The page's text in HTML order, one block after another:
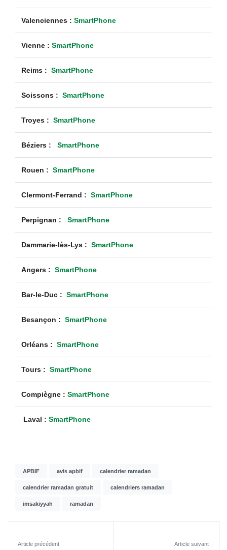
Valenciennes : SmartPhone
Vienne : SmartPhone
Reims : SmartPhone
Soissons : SmartPhone
Troyes : SmartPhone
Béziers : SmartPhone
Rouen : SmartPhone
Clermont-Ferrand : SmartPhone
Perpignan : SmartPhone
Dammarie-lès-Lys : SmartPhone
Angers : SmartPhone
Bar-le-Duc : SmartPhone
Besançon : SmartPhone
Orléans : SmartPhone
Tours : SmartPhone
Compiègne : SmartPhone
Laval : SmartPhone
APBIF avis apbif calendrier ramadan
calendrier ramadan gratuit calendriers ramadan
imsakiyyah ramadan
Article précédent Article suivant